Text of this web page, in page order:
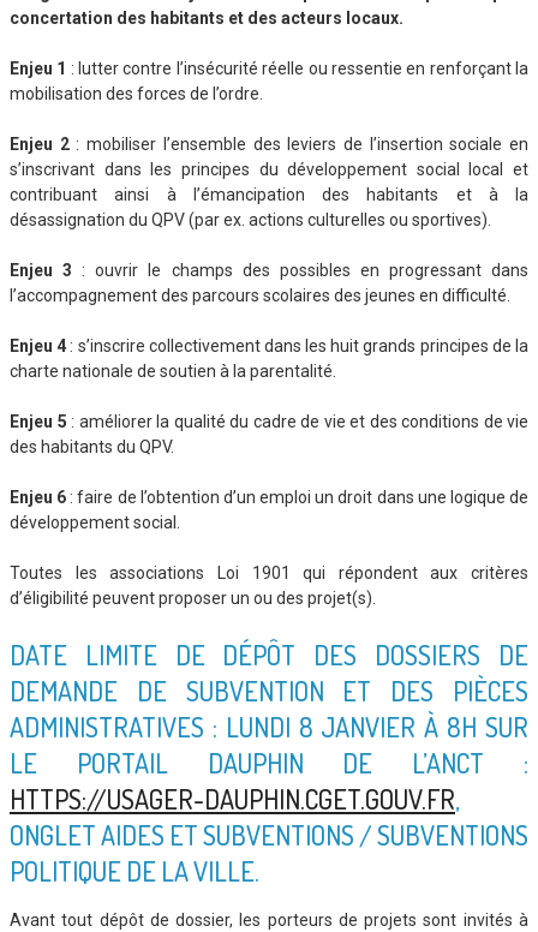
concertation des habitants et des acteurs locaux.
Enjeu 1 : lutter contre l’insécurité réelle ou ressentie en renforçant la
mobilisation des forces de l’ordre.
Enjeu 2 : mobiliser l’ensemble des leviers de l’insertion sociale en
s’inscrivant dans les principes du développement social local et
contribuant ainsi à l’émancipation des habitants et à la
désassignation du QPV (par ex. actions culturelles ou sportives).
Enjeu3 : ouvrir le champs des possibles en progressant dans
l’accompagnement des parcours scolaires des jeunes en difficulté.
Enjeu 4 : s’inscrire collectivement dans les huit grands principes de la
charte nationale de soutien à la parentalité.
Enjeu 5 : améliorer la qualité du cadre de vie et des conditions de vie
des habitants du QPV.
Enjeu 6 : faire de l’obtention d’un emploi un droit dans une logique de
développement social.
Toutes les associations Loi 1901 qui répondent aux critères
d’éligibilité peuvent proposer un ou des projet(s).
DATE LIMITE DE DÉPÔT DES DOSSIERS DE
DEMANDE DE SUBVENTION ET DES PIÈCES
ADMINISTRATIVES : LUNDI 8 JANVIER À 8H SUR
LE PORTAIL DAUPHIN DE L’ANCT :
HTTPS://USAGER-DAUPHIN.CGET.GOUV.FR,
ONGLET AIDES ET SUBVENTIONS / SUBVENTIONS
POLITIQUE DE LA VILLE.
Avant tout dépôt de dossier, les porteurs de projets sont invités à